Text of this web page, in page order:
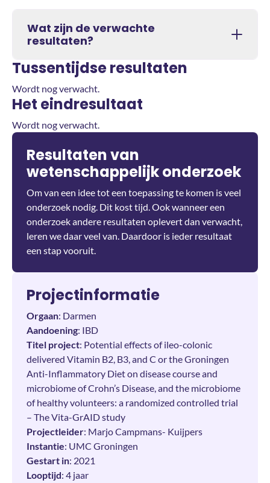
Wat zijn de verwachte
resultaten?
Tussentijdse resultaten
Wordt nog verwacht.
Het eindresultaat
Wordt nog verwacht.
Resultaten van
wetenschappelijk onderzoek
Om van een idee tot een toepassing te komen is veel
onderzoek nodig. Dit kost tijd. Ook wanneer een
onderzoek andere resultaten oplevert dan verwacht,
leren we daar veel van. Daardoor is ieder resultaat
een stap vooruit.
Projectinformatie
Orgaan: Darmen
Aandoening: IBD
Titel project: Potential effects of ileo-colonic
delivered Vitamin B2, B3, and C or the Groningen
Anti-Inflammatory Diet on disease course and
microbiome of Crohn’s Disease, and the microbiome
of healthy volunteers: a randomized controlled trial
– The Vita-GrAID study
Projectleider: Marjo Campmans- Kuijpers
Instantie: UMC Groningen
Gestart in: 2021
Looptijd: 4 jaar